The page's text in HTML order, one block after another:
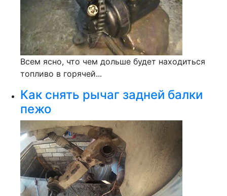
Всем ясно, что чем дольше будет находиться
топливо в горячей...
Как снять рычаг задней балки
пежо